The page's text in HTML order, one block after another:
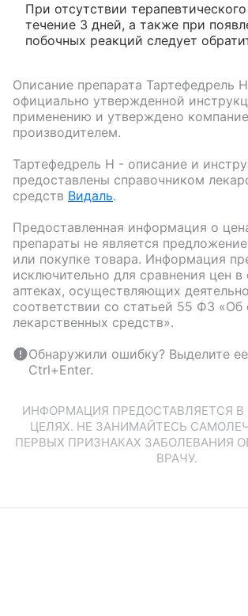
При отсутствии
течение 3 дней, а также при
побочных реакций следует
Описание препарата Тартефедрель Н
официально утвержденной
применению и утверждено
производителем.
Тартефедрель Н - описание и
предоставлены справочником
средств Видаль.
Предоставленная информация о
препараты не является
или покупке товара. Информация
исключительно для сравнения цен
аптеках, осуществляющих
соответствии со статьей 55 ФЗ
лекарственных средств».
Обнаружили ошибку? Выделите
Ctrl+Enter.
ИНФОРМАЦИЯ ПРЕДОСТАВЛЯЕТСЯ
ЦЕЛЯХ. НЕ ЗАНИМАЙТЕСЬ
ПЕРВЫХ ПРИЗНАКАХ ЗАБОЛЕВАНИЯ
ВРАЧУ.